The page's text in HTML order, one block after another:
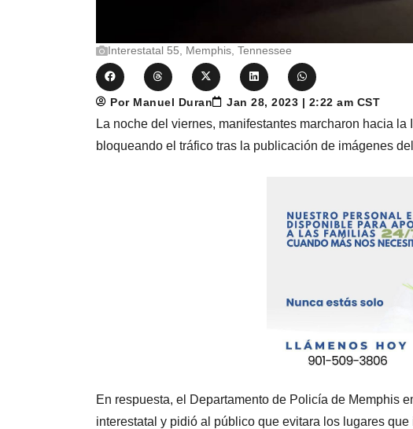
Interestatal 55, Memphis, Tennessee
Por Manuel Duran Jan 28, 2023 | 2:22 am CST
La noche del viernes, manifestantes marcharon hacia
bloqueando el tráfico tras la publicación de imágenes
En respuesta, el Departamento de Policía de Memphis
interestatal y pidió al público que evitara los lugares